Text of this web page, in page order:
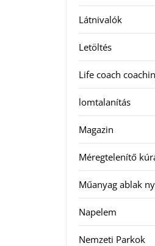
Látnivalók
Letöltés
Life coach
lomtalanítás
Magazin
Méregtelenítő
Műanyag ablak
Napelem
Nemzeti Parkok